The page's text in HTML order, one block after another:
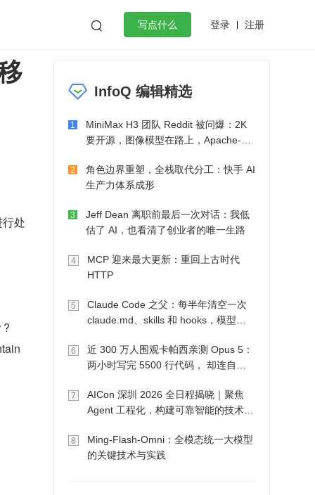
 写点什么 登录 注册
工作
微服务架构 flutter
处
?
InfoQ 编辑精选
1
MiniMax H3 团队 Reddit 被问爆：2K
要开源，图像模型在路上，Apache-2.0
2
角色边界重塑，全栈取代分工：快手 AI
生产力体系成形
3
Jeff Dean 离职前最后一次对话：我低
估了 AI，也看清了创业者的唯一生路
4
MCP 迎来最大更新：重回上古时代
HTTP
5
Claude Code 之父：每半年清空一次
claude.md、skills 和 hooks，模型自
6
近 300 万人围观卡帕西亲测 Opus 5：
两小时写完 5500 行代码， 却连自己
7
AICon 深圳 2026 全日程揭晓｜聚焦
Agent 工程化，构建可靠智能的技术路
8
Ming-Flash-Omni：全模态统一大模型
的关键技术与实践